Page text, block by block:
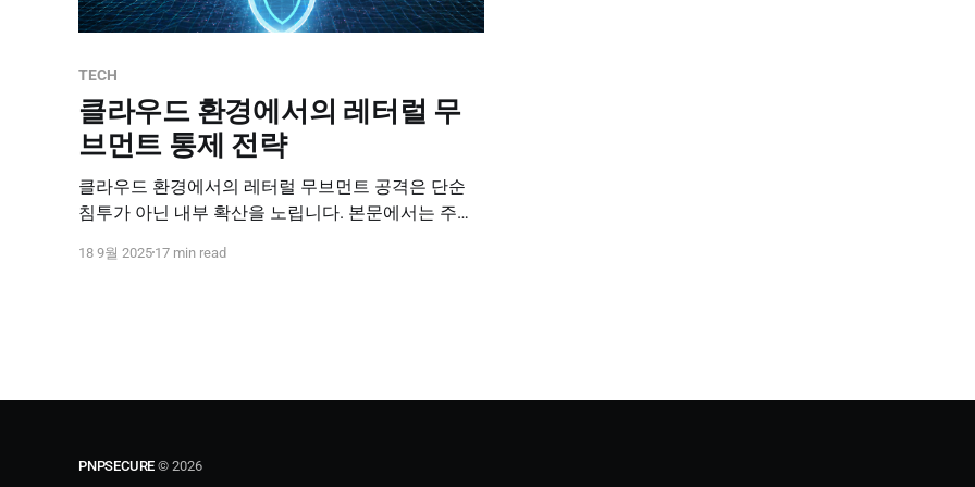
TECH
클라우드 환경에서의 레터럴 무
브먼트 통제 전략
클라우드 환경에서의 레터럴 무브먼트 공격은 단순
침투가 아닌 내부 확산을 노립니다. 본문에서는 주요
18 9월 2025 17 min read
PNPSECURE © 2026